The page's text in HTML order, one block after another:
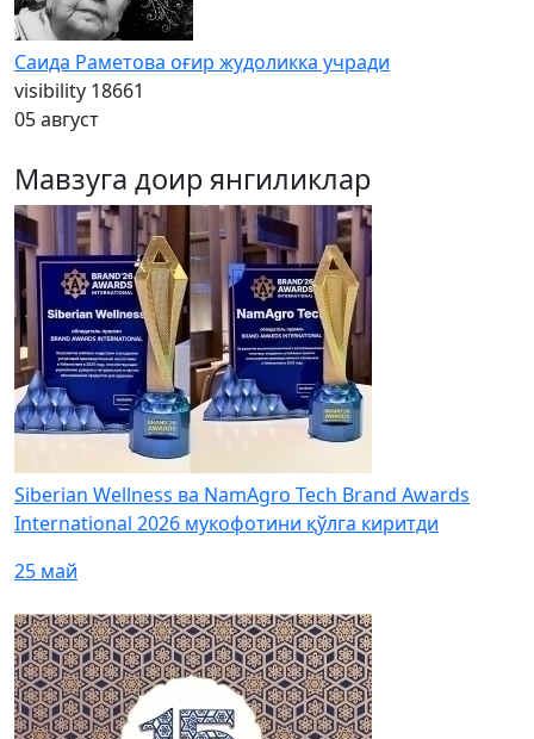
Саида Раметова оғир жудоликка учради
visibility 18661
05 август
Мавзуга доир янгиликлар
Siberian Wellness ва NamAgro Tech Brand Awards
International 2026 мукофотини қўлга киритди
25 май